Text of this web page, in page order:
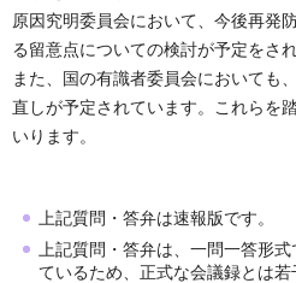
原因究明委員会において、今後再発
る留意点についての検討が予定をされ
また、国の有識者委員会においても
直しが予定されています。これらを
いります。
上記質問・答弁は速報版です。
上記質問・答弁は、一問一答形
ているため、正式な会議録とは若